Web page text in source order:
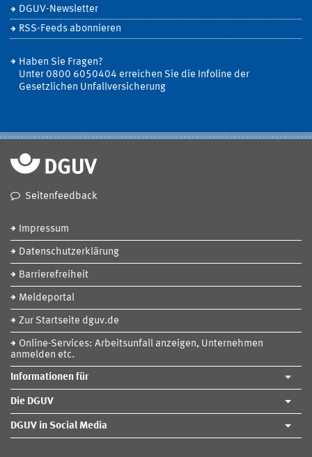
DGUV-Newsletter
RSS-Feeds abonnieren
Haben Sie Fragen?
Unter 0800 6050404 erreichen Sie die Infoline der
Gesetzlichen Unfallversicherung
Seitenfeedback
Impressum
Datenschutzerklärung
Barrierefreiheit
Meldeportal
Zur Startseite dguv.de
Online-Services: Arbeitsunfall anzeigen, Unternehmen
anmelden etc.
Informationen für
Die DGUV
DGUV in Social Media